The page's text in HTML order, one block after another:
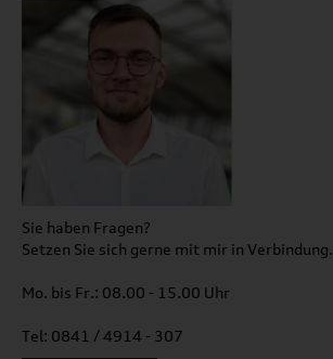
Sie haben Fragen?
Setzen Sie sich gerne mit mir in Verbindung.
Mo. bis Fr.: 08.00 - 15.00 Uhr
Tel: 0841 / 4914 - 307